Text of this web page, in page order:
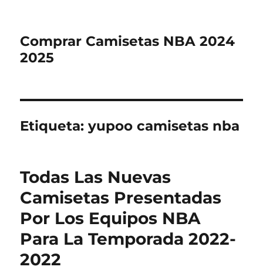
Comprar Camisetas NBA 2024
2025
Etiqueta:yupoo camisetas nba
Todas Las Nuevas
Camisetas Presentadas
Por Los Equipos NBA
Para La Temporada 2022-
2022